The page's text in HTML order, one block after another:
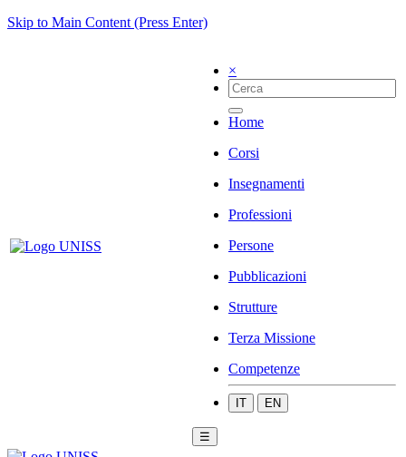
Skip to Main Content (Press Enter)
×
Home
Corsi
Insegnamenti
Professioni
Persone
Pubblicazioni
Strutture
Terza Missione
Competenze
IT EN
☰